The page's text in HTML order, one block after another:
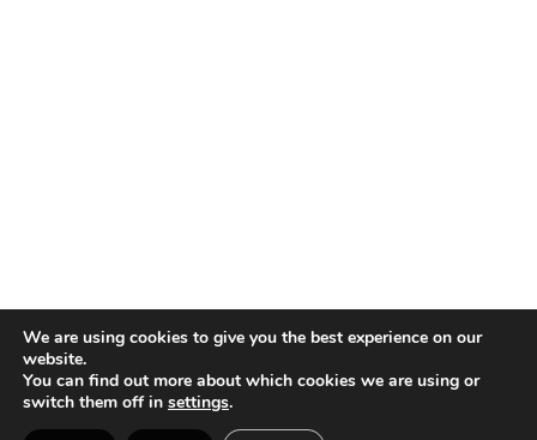
We are using cookies to give you the best experience on our
website.
You can find out more about which cookies we are using or
switch them off in settings.